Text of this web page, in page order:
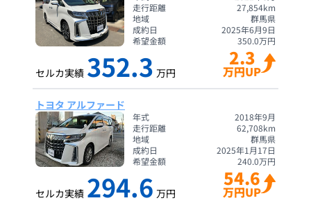
走行距離
27,854km
地域
群馬県
成約日
2025年6月9日
希望金額
350.0万円
セルカ実績 352.3 万円
2.3
万円UP
トヨタ アルファード
年式
2018年9月
走行距離
62,708km
地域
群馬県
成約日
2025年1月17日
希望金額
240.0万円
セルカ実績 294.6 万円
54.6
万円UP